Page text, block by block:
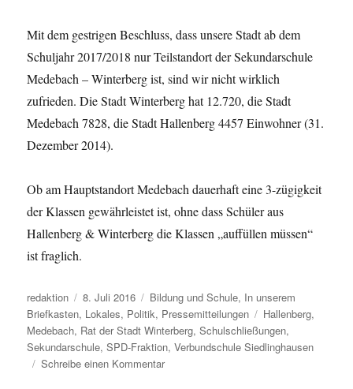
Mit dem gestrigen Beschluss, dass unsere Stadt ab dem
Schuljahr 2017/2018 nur Teilstandort der Sekundarschule
Medebach – Winterberg ist, sind wir nicht wirklich
zufrieden. Die Stadt Winterberg hat 12.720, die Stadt
Medebach 7828, die Stadt Hallenberg 4457 Einwohner (31.
Dezember 2014).
Ob am Hauptstandort Medebach dauerhaft eine 3-zügigkeit
der Klassen gewährleistet ist, ohne dass Schüler aus
Hallenberg & Winterberg die Klassen „auffüllen müssen“
ist fraglich.
Autor
redaktion
Veröffentlicht
am
8. Juli 2016 Kategorien
Bildung und Schule, In unserem
Briefkasten, Lokales, Politik, Pressemitteilungen Schlagwörter
Hallenberg,
Medebach, Rat der Stadt Winterberg,Schulschließungen,
Sekundarschule,SPD-Fraktion,Verbundschule Siedlinghausen
Schreibe einen Kommentarzu